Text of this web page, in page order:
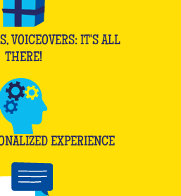
VOICEOVERS: IT'S ALL
THERE!
EXPERIENCE